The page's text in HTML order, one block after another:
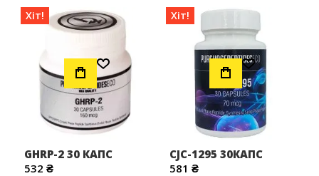
Додати до Списку Бажань
Хіт!
GHRP-2 30 КАПС
532 ₴
Додати до Списку Бажань
Хіт!
CJC-1295 30КАПС
581 ₴